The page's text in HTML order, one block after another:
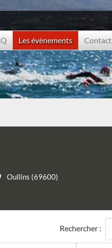
Les évènements Contact
Oullins (69600)
Rechercher :